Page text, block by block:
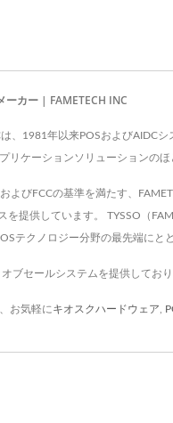
ーカー | FAMETECH INC
、1981年以来POSおよびAIDC
リケーションソリューションの
よびFCCの基準を満たす、
を提供しています。 TYSSO（
テクノロジー分野の最先端にと
ブセールシステムを提供してお
お気軽にキオスクハードウェア